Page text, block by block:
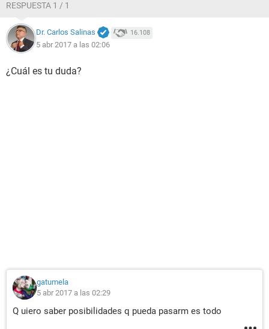
RESPUESTA 1 / 1
Dr. Carlos Salinas 16.108
5 abr 2017 a las 02:06
¿Cuál es tu duda?
gatumela
5 abr 2017 a las 02:29
Q uiero saber posibilidades q pueda pasarm es todo